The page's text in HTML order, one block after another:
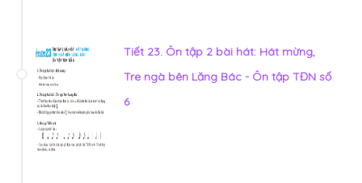
Tiết 23. Ôn tập 2 bài hát: Hát mừng,
Tre ngà bên Lăng Bác - Ôn tập TĐN số
6